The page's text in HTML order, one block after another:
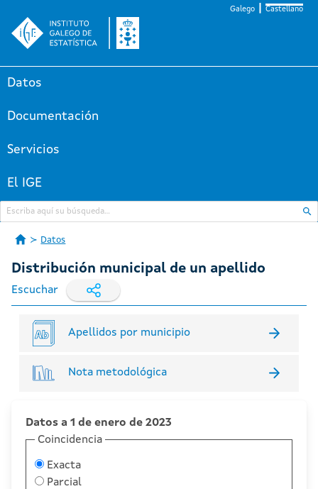
Galego Castellano
Datos
Documentación
Servicios
El IGE
Datos
Distribución municipal de un apellido
Escuchar
Apellidos por municipio
Nota metodológica
Datos a 1 de enero de 2023
Coincidencia
Exacta
Parcial